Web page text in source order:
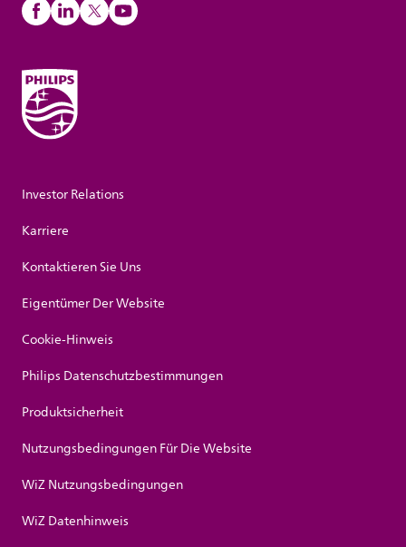
Investor Relations
Karriere
Kontaktieren Sie Uns
Eigentümer Der Website
Cookie-Hinweis
Philips Datenschutzbestimmungen
Produktsicherheit
Nutzungsbedingungen Für Die Website
WiZ Nutzungsbedingungen
WiZ Datenhinweis